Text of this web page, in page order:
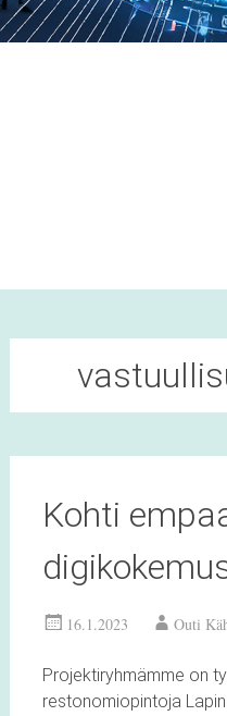
Kohti
16.1.2023 Outi
Projektiryhmämme on
restonomiopintoja